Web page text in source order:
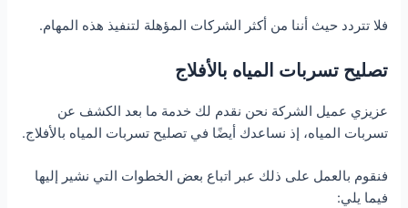
فلا تتردد حيث أننا من أكثر الشركات المؤهلة لتنفيذ هذه المهام.
تصليح تسربات المياه بالأفلاج
عزيزي عميل الشركة نحن نقدم لك خدمة ما بعد الكشف عن
تسربات المياه، إذ نساعدك أيضًا في تصليح تسربات المياه بالأفلاج.
فنقوم بالعمل على ذلك عبر اتباع بعض الخطوات التي نشير إليها
فيما يلي: